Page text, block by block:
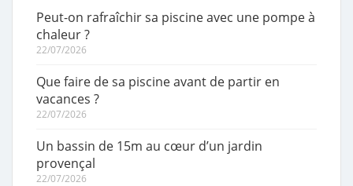
Peut-on rafraîchir sa piscine avec une pompe à
chaleur ?
22/07/2026
Que faire de sa piscine avant de partir en
vacances ?
22/07/2026
Un bassin de 15m au cœur d’un jardin
provençal
22/07/2026